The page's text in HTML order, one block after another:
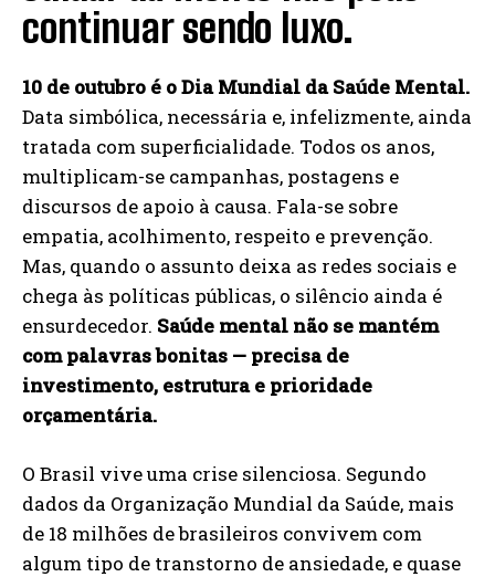
continuar sendo luxo.
10 de outubro é o Dia Mundial da Saúde Mental.
Data simbólica, necessária e, infelizmente, ainda
tratada com superficialidade. Todos os anos,
multiplicam-se campanhas, postagens e
discursos de apoio à causa. Fala-se sobre
empatia, acolhimento, respeito e prevenção.
Mas, quando o assunto deixa as redes sociais e
chega às políticas públicas, o silêncio ainda é
ensurdecedor. Saúde mental não se mantém
com palavras bonitas — precisa de
investimento, estrutura e prioridade
orçamentária.
O Brasil vive uma crise silenciosa. Segundo
dados da Organização Mundial da Saúde, mais
de 18 milhões de brasileiros convivem com
algum tipo de transtorno de ansiedade, e quase